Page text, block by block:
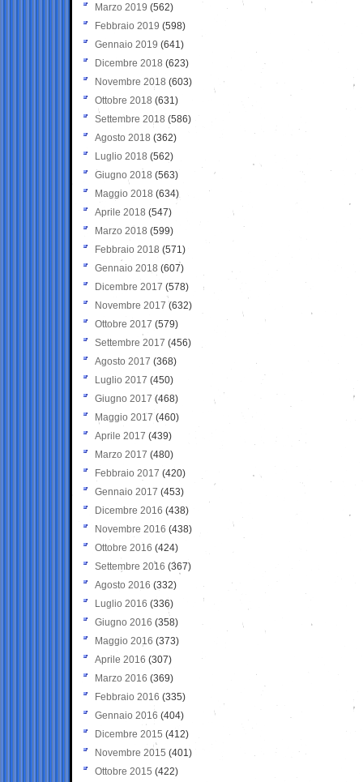
Marzo 2019 (562)
Febbraio 2019 (598)
Gennaio 2019 (641)
Dicembre 2018 (623)
Novembre 2018 (603)
Ottobre 2018 (631)
Settembre 2018 (586)
Agosto 2018 (362)
Luglio 2018 (562)
Giugno 2018 (563)
Maggio 2018 (634)
Aprile 2018 (547)
Marzo 2018 (599)
Febbraio 2018 (571)
Gennaio 2018 (607)
Dicembre 2017 (578)
Novembre 2017 (632)
Ottobre 2017 (579)
Settembre 2017 (456)
Agosto 2017 (368)
Luglio 2017 (450)
Giugno 2017 (468)
Maggio 2017 (460)
Aprile 2017 (439)
Marzo 2017 (480)
Febbraio 2017 (420)
Gennaio 2017 (453)
Dicembre 2016 (438)
Novembre 2016 (438)
Ottobre 2016 (424)
Settembre 2016 (367)
Agosto 2016 (332)
Luglio 2016 (336)
Giugno 2016 (358)
Maggio 2016 (373)
Aprile 2016 (307)
Marzo 2016 (369)
Febbraio 2016 (335)
Gennaio 2016 (404)
Dicembre 2015 (412)
Novembre 2015 (401)
Ottobre 2015 (422)